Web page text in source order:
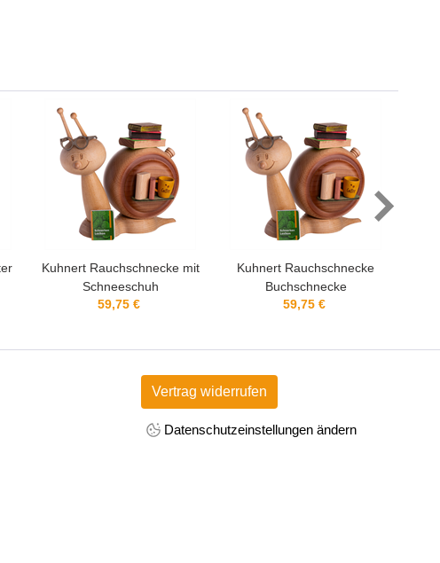
Kuhnert Rauchschnecke
Buchschnecke
59,75 €
Kuhnert Rauchwurm Feuerwehr
Rudi
54,50 €
Vertrag widerrufen
Datenschutzeinstellungen ändern